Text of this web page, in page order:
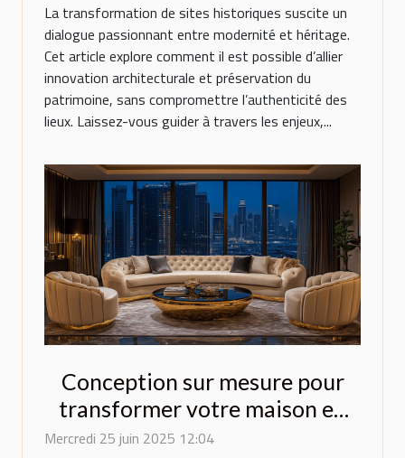
La transformation de sites historiques suscite un
dialogue passionnant entre modernité et héritage.
Cet article explore comment il est possible d’allier
innovation architecturale et préservation du
patrimoine, sans compromettre l’authenticité des
lieux. Laissez-vous guider à travers les enjeux,...
Conception sur mesure pour
transformer votre maison en
espace de luxe
Mercredi 25 juin 2025 12:04